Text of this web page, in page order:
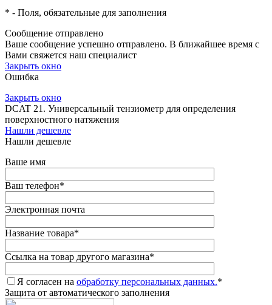
* - Поля, обязательные для заполнения
Сообщение отправлено
Ваше сообщение успешно отправлено. В ближайшее время с
Вами свяжется наш специалист
Закрыть окно
Ошибка
Закрыть окно
DCAT 21. Универсальный тензиометр для определения
поверхностного натяжения
Нашли дешевле
Нашли дешевле
Ваше имя
Ваш телефон*
Электронная почта
Название товара*
Ссылка на товар другого магазина*
Я согласен на обработку персональных данных.*
Защита от автоматического заполнения